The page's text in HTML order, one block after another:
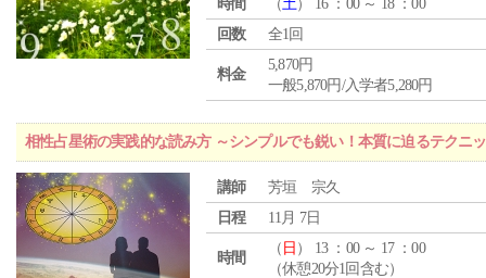
時間 （土） 16 ：00 ～ 18 ：00
回数
全1回
料金
5,870円
一般5,870円/入学者5,280円
相性占星術の実践的な読み方 ～シンプルでも鋭い！本質に迫るテクニ
講師
芳垣 宗久
日程
11月 7日
時間
（ 日 ） 13 ：00 ～ 17 ：00
（休憩20分1回含む）